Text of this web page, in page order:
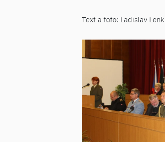
Text a foto: Ladislav Lenk